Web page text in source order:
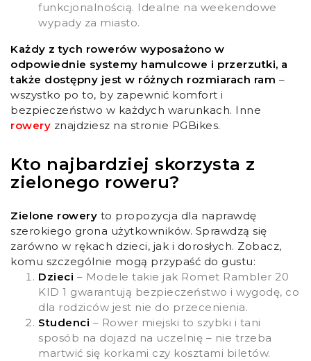
funkcjonalnością. Idealne na weekendowe
wypady za miasto.
Każdy z tych rowerów wyposażono w
odpowiednie systemy hamulcowe i przerzutki, a
także dostępny jest w różnych rozmiarach ram –
wszystko po to, by zapewnić komfort i
bezpieczeństwo w każdych warunkach. Inne
rowery znajdziesz na stronie PGBikes.
Kto najbardziej skorzysta z
zielonego roweru?
Zielone rowery to propozycja dla naprawdę
szerokiego grona użytkowników. Sprawdzą się
zarówno w rękach dzieci, jak i dorosłych. Zobacz,
komu szczególnie mogą przypaść do gustu:
Dzieci – Modele takie jak Romet Rambler 20
KID 1 gwarantują bezpieczeństwo i wygodę, co
dla rodziców jest nie do przecenienia.
Studenci – Rower miejski to szybki i tani
sposób na dojazd na uczelnię – nie trzeba
martwić się korkami czy kosztami biletów.